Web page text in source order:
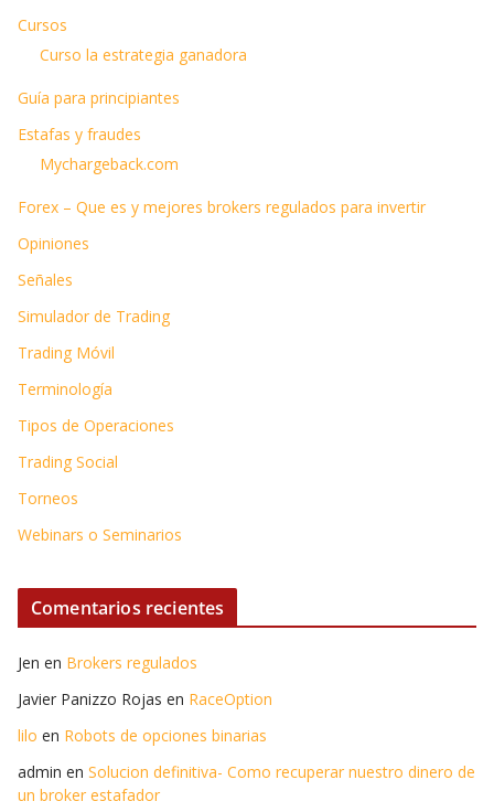
Cursos
Curso la estrategia ganadora
Guía para principiantes
Estafas y fraudes
Mychargeback.com
Forex – Que es y mejores brokers regulados para invertir
Opiniones
Señales
Simulador de Trading
Trading Móvil
Terminología
Tipos de Operaciones
Trading Social
Torneos
Webinars o Seminarios
Comentarios recientes
Jen en Brokers regulados
Javier Panizzo Rojas en RaceOption
lilo en Robots de opciones binarias
admin en Solucion definitiva- Como recuperar nuestro dinero de
un broker estafador